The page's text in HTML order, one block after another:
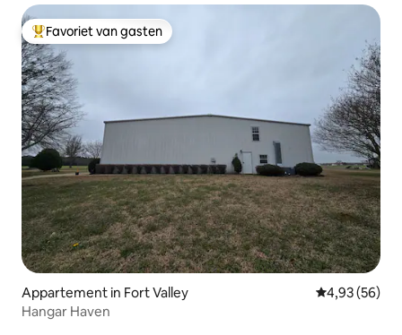
Topfavoriet van gasten
Favoriet van gasten
Appartement in Fort Valley Gemiddelde
4,93 (56)
Hangar Haven